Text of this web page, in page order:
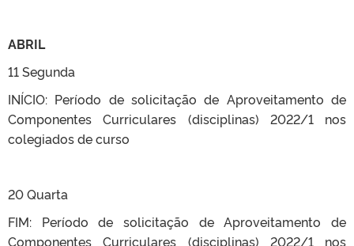
ABRIL
11 Segunda
INÍCIO: Período de solicitação de Aproveitamento de
Componentes Curriculares (disciplinas) 2022/1 nos
colegiados de curso
20 Quarta
FIM: Período de solicitação de Aproveitamento de
Componentes Curriculares (disciplinas) 2022/1 nos